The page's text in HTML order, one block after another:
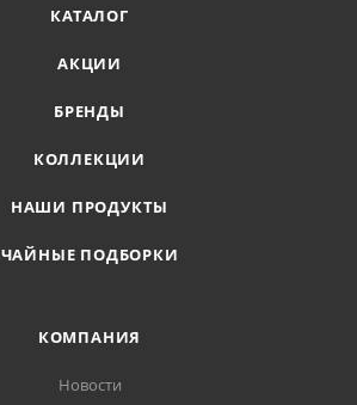
КАТАЛОГ
АКЦИИ
БРЕНДЫ
КОЛЛЕКЦИИ
НАШИ ПРОДУКТЫ
ЧАЙНЫЕ ПОДБОРКИ
КОМПАНИЯ
Новости